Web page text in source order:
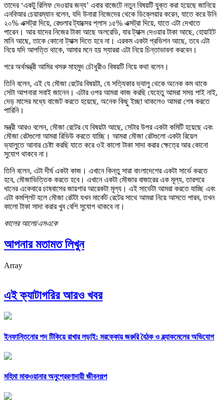
তাদের ‘একটু রিলিফ দেওয়ার জন্য’ এবার বাজেটে নতুন বিষয়টি যুক্ত করা হয়েছে জানিয়ে
এনবিআর চেয়ারম্যান বলেন, যদি উনারা নিজেদের থেকে ডিক্লেয়ার করেন, যাতে করে উনি
২০% এক্সট্রা দিয়ে, রেগুলার ট্যাক্সের প্লাস ১৫% এক্সট্রা দিয়ে, যাতে এটা দেখাতে
পারেন। আর যাদের নিজের টাকা আছে অলরেডি, যার ট্যাক্স দেওয়ার টাকা আছে, হোয়াইট
মানি আছে, তাকে কোনো ট্যাক্স দিতে হবে না। এরকম একটা প্রভিশন আছে, তবে এটা
নিয়ে যদি আপত্তি থাকে, আমার মনে হয় স্যাররা এটা নিয়ে চিন্তাভাবনা করবেন।
পরে অর্থমন্ত্রী আমির খসরু মাহমুদ চৌধুরীও বিষয়টি নিয়ে কথা বলেন।
তিনি বলেন, এই যে মৌজা রেটের বিষয়টা, যে সত্যিকার ভ্যালু থেকে অনেক কম থাকে
সেটা আপনারা সবাই জানেন। এটার ওপর আমরা কাজ করছি যেহেতু আমরা সময় পাই নাই,
দেড় মাসের মধ্যে বাজেট করতে হয়েছে, অনেক কিছু ইচ্ছা থাকলেও আমরা শেষ করতে
পারিনি।
মন্ত্রী আরও বলেন, মৌজা রেটের যে বিষয়টা আছে, সেটার উপর একটা কমিটি হয়েছে এবং
মৌজা রেটগুলো আমরা রিভিউ করতে যাচ্ছি। আমরা মৌজা রেটগুলো একটা রিয়েল
ভ্যালুতে আনার চেষ্টা করছি যাতে করে ওই কালো টাকা সাদা করার ক্ষেত্রে আর কোনো
সুযোগ থাকবে না।
তিনি বলেন, এটা দীর্ঘ একটা কাজ। এখানে কিন্তু সারা বাংলাদেশের একটা সার্ভে করতে
হবে, মৌজাভিত্তিক করতে হবে। এখানে একটা মৌজার বাজারের এক মূল্য, তারপরে
ধানের একেবারে চাষবাসের জায়গার আরেকটা মূল্য। এই সার্ভেটা আমরা করতে যাচ্ছি এবং
এটা কমপ্লিট হলে মৌজা রেটটা যখন মার্কেট রেটের সাথে আমরা নিয়ে আসতে পারব, তখন
কালো টাকা সাদা করার খুব বেশি সুযোগ থাকবে না।
কালের আলো/এসএকে
আপনার মতামত লিখুন
Array
এই ক্যাটাগরির আরও খবর
ইনফান্তিনোর পদ টিকিয়ে রাখার লড়াই: মরক্কোয় জরুরি বৈঠক ও ব্ল্যাকমেলের অভিযোগ
মহিমা মাকওয়ানার অনুপ্রেরণাদায়ী জীবনগল্প